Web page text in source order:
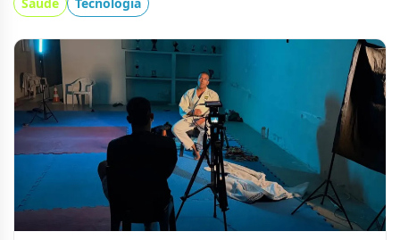
Saúde
Tecnologia